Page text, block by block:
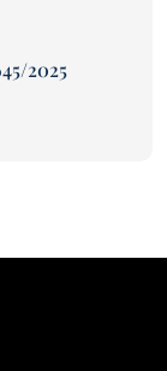
2025